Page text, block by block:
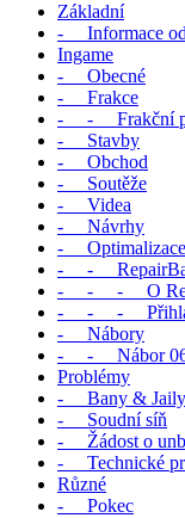
Základní
- Informace
Ingame
- Obecné
- Frakce
- - Frakční
- Stavby
- Obchod
- Soutěže
- Videa
- Návrhy
- Optimalizace
- - RepairBad
- - - O
- - -
- Nábory
- - Nábor 06/
Problémy
- Bany & Jaily
- Soudní síň
- Žádost o
- Technické
Různé
- Pokec